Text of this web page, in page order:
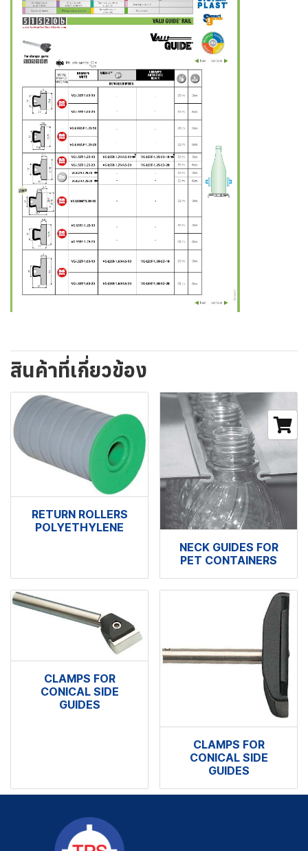
สินค้าที่เกี่ยวข้อง
RETURN ROLLERS
POLYETHYLENE
NECK GUIDES FOR
PET CONTAINERS
CLAMPS FOR
CONICAL SIDE
GUIDES
CLAMPS FOR
CONICAL SIDE
GUIDES